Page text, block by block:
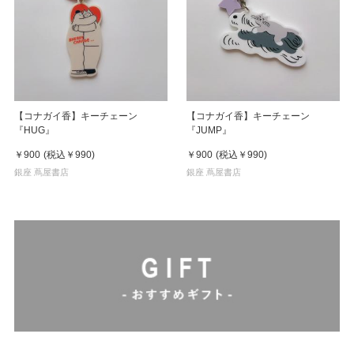
【コナガイ香】キーチェーン
『HUG』
￥900 (税込 ￥990)
銀座 蔦屋書店
【コナガイ香】キーチェーン
『JUMP』
￥900 (税込 ￥990)
銀座 蔦屋書店